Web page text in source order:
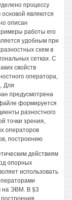
процессу
являются
описан
работы его
удобным при
схем в
сетках. С
свойств
оператора,
Для
предусмотрена
формируется
разностного
точки зрения,
операторов
построению
действиям
опорных
использовать
на ЭВМ. В §3